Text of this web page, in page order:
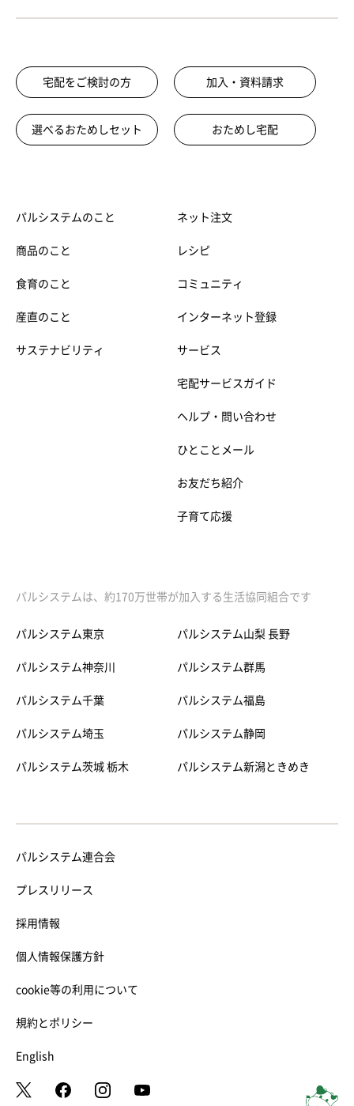
宅配をご検討の方 加入・資料請求
選べるおためしセット おためし宅配
パルシステムのこと
商品のこと
食育のこと
産直のこと
サステナビリティ
ネット注文
レシピ
コミュニティ
インターネット登録
サービス
宅配サービスガイド
ヘルプ・問い合わせ
ひとことメール
お友だち紹介
子育て応援
パルシステムは、約170万世帯が加入する生活協同組合です
パルシステム東京
パルシステム神奈川
パルシステム千葉
パルシステム埼玉
パルシステム茨城 栃木
パルシステム山梨 長野
パルシステム群馬
パルシステム福島
パルシステム静岡
パルシステム新潟ときめき
パルシステム連合会
プレスリリース
採用情報
個人情報保護方針
cookie等の利用について
規約とポリシー
English